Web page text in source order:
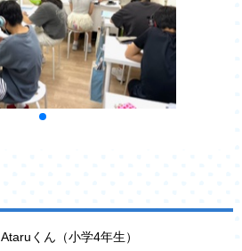
Ataruくん（小学4年生）